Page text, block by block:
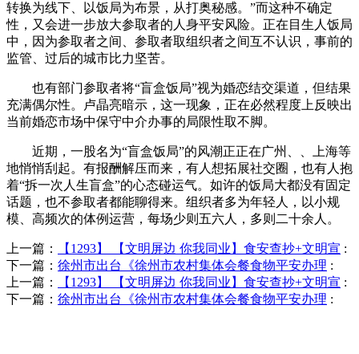
转换为线下、以饭局为布景，从打奥秘感。”而这种不确定
性，又会进一步放大参取者的人身平安风险。正在目生人饭局
中，因为参取者之间、参取者取组织者之间互不认识，事前的
监管、过后的城市比力坚苦。
也有部门参取者将“盲盒饭局”视为婚恋结交渠道，但结果
充满偶尔性。卢晶亮暗示，这一现象，正在必然程度上反映出
当前婚恋市场中保守中介办事的局限性取不脚。
近期，一股名为“盲盒饭局”的风潮正正在广州、、上海等
地悄悄刮起。有报酬解压而来，有人想拓展社交圈，也有人抱
着“拆一次人生盲盒”的心态碰运气。如许的饭局大都没有固定
话题，也不参取者都能聊得来。组织者多为年轻人，以小规
模、高频次的体例运营，每场少则五六人，多则二十余人。
上一篇： 【1293】 【文明屏边 你我同业】食安查抄+文明宣 :
下一篇： 徐州市出台《徐州市农村集体会餐食物平安办理 :
上一篇：
【1293】 【文明屏边 你我同业】食安查抄+文明宣 :
下一篇： 徐州市出台《徐州市农村集体会餐食物平安办理 :